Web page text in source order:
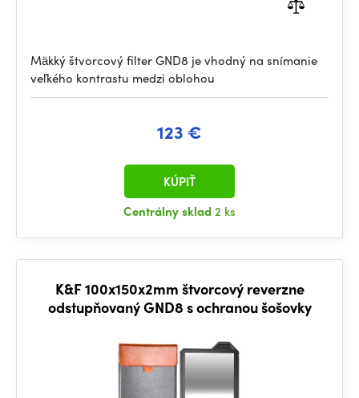
Mäkký štvorcový filter GND8 je vhodný na snímanie
veľkého kontrastu medzi oblohou
123 €
Centrálny sklad2 ks
KÚPIŤ
K&F 100x150x2mm štvorcový reverzne
odstupňovaný GND8 s ochranou šošovky